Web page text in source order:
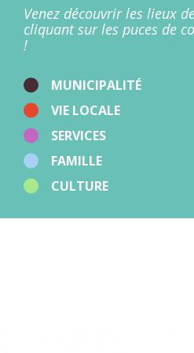
Points d'apport volontaire
Restaurants
Salles
Sport
Zones d'activités
Autres
Venez découvrir les lieux
cliquant sur les puces de
!
MUNICIPALITÉ
VIE LOCALE
SERVICES
FAMILLE
CULTURE